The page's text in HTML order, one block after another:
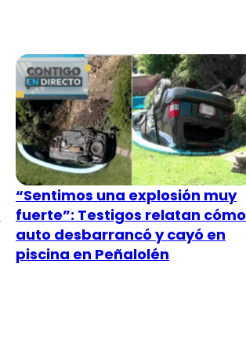
“Sentimos una explosión muy
fuerte”: Testigos relatan cómo
auto desbarrancó y cayó en
piscina en Peñalolén